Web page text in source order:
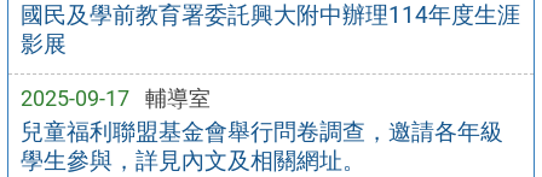
國民及學前教育署委託興大附中辦理114年度生涯
影展
2025-09-17 輔導室
兒童福利聯盟基金會舉行問卷調查，邀請各年級
學生參與，詳見內文及相關網址。